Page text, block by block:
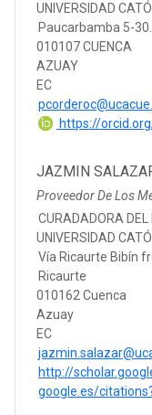
UNIVERSIDAD
Paucarbamba 5-
010107 CUENCA
AZUAY
EC
https://
JAZMIN
Proveedor De Los
CURADADORA
UNIVERSIDAD
Vía Ricaurte Bibín
Ricaurte
010162 Cuenca
Azuay
EC
http://
google.es/